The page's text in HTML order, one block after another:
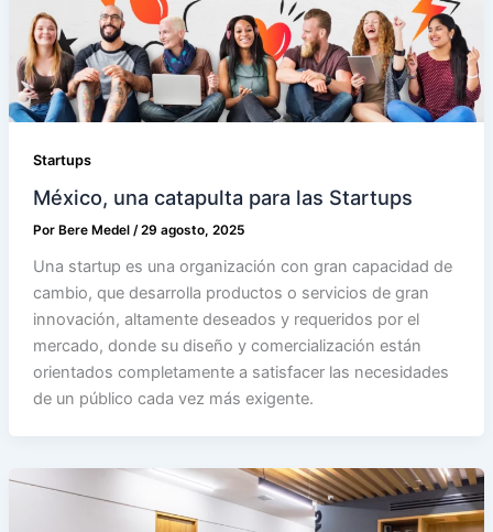
Startups
México, una catapulta para las Startups
Por Bere Medel /29 agosto, 2025
Una startup es una organización con gran capacidad de
cambio, que desarrolla productos o servicios de gran
innovación, altamente deseados y requeridos por el
mercado, donde su diseño y comercialización están
orientados completamente a satisfacer las necesidades
de un público cada vez más exigente.